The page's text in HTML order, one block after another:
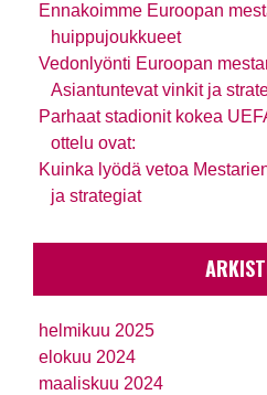
Ennakoimme Euroopan
huippujoukkueet
Vedonlyönti Euroopan
Asiantuntevat vinkit ja
Parhaat stadionit kokea
ottelu ovat:
Kuinka lyödä vetoa
ja strategiat
helmikuu 2025
elokuu 2024
maaliskuu 2024